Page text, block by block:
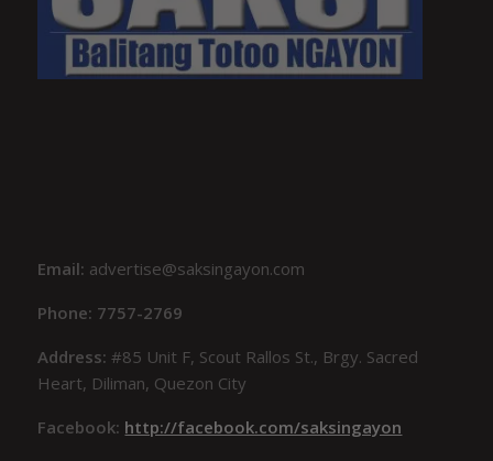
Email: advertise@saksingayon.com
Phone: 7757-2769
Address:#85 Unit F, Scout Rallos St., Brgy. Sacred
Heart, Diliman, Quezon City
Facebook: http://facebook.com/saksingayon